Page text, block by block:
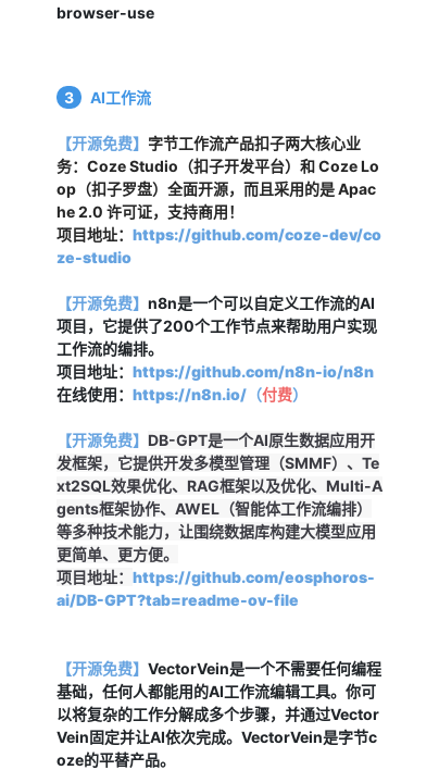
browser-use
3 AI工作流
【开源免费】 字节工作流产品扣子两大核心业
务：Coze Studio（扣子开发平台）和 Coze Lo
op（扣子罗盘）全面开源，而且采用的是 Apac
he 2.0 许可证，支持商用！
项目地址： https://github.com/coze-dev/co
ze-studio
【开源免费】 n8n是一个可以自定义工作流的AI
项目，它提供了200个工作节点来帮助用户实现
工作流的编排。
项目地址： https://github.com/n8n-io/n8n
在线使用： https://n8n.io/（付费）
【开源免费】 DB-GPT是一个AI原生数据应用开
发框架，它提供开发多模型管理（SMMF）、Te
xt2SQL效果优化、RAG框架以及优化、Multi-A
gents框架协作、AWEL（智能体工作流编排）
等多种技术能力，让围绕数据库构建大模型应用
更简单、更方便。
项目地址： https://github.com/eosphoros-
ai/DB-GPT?tab=readme-ov-file
【开源免费】 VectorVein是一个不需要任何编程
基础，任何人都能用的AI工作流编辑工具。你可
以将复杂的工作分解成多个步骤，并通过Vector
Vein固定并让AI依次完成。VectorVein是字节c
oze的平替产品。